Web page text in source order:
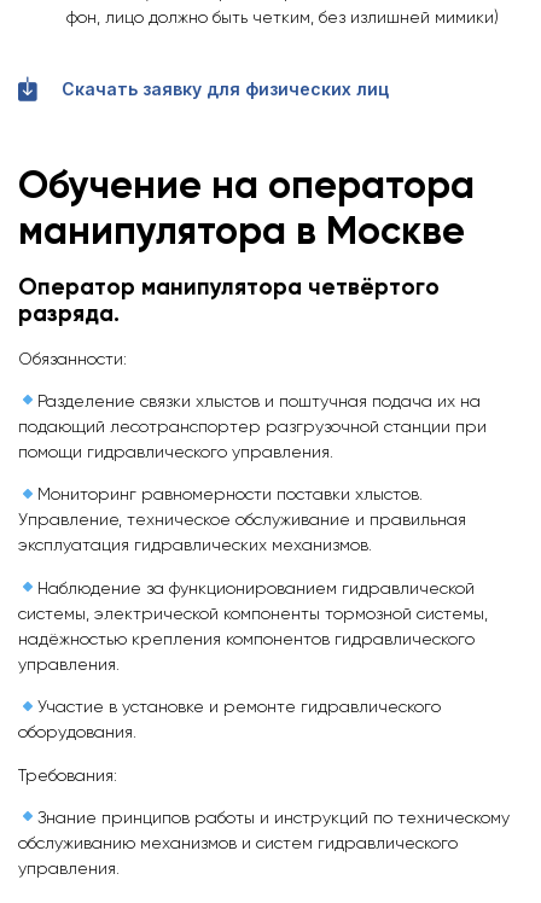
фон, лицо должно быть четким, без излишней мимики)
Скачать заявку для физических лиц
Обучение на оператора
манипулятора в Москве
Оператор манипулятора четвёртого
разряда.
Обязанности:
Разделение связки хлыстов и поштучная подача их на
подающий лесотранспортер разгрузочной станции при
помощи гидравлического управления.
Мониторинг равномерности поставки хлыстов.
Управление, техническое обслуживание и правильная
эксплуатация гидравлических механизмов.
Наблюдение за функционированием гидравлической
системы, электрической компоненты тормозной системы,
надёжностью крепления компонентов гидравлического
управления.
Участие в установке и ремонте гидравлического
оборудования.
Требования:
Знание принципов работы и инструкций по техническому
обслуживанию механизмов и систем гидравлического
управления.